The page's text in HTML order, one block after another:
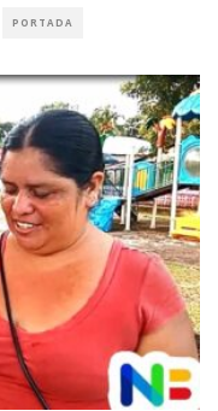
PORTADA